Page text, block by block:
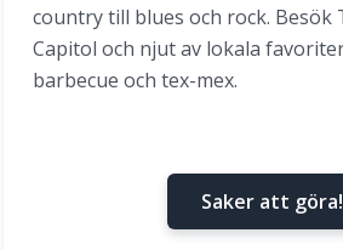
country till blues och rock. Besök
Capitol och njut av lokala
barbecue och tex-mex.
Saker att göra!